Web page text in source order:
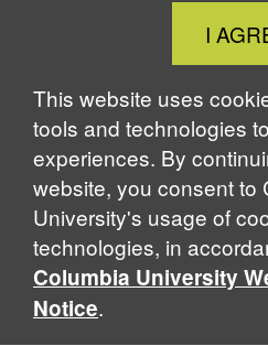
I
This website uses
tools and technologies
experiences. By
website, you consent to
University's usage of
technologies, in
Columbia University
Notice.